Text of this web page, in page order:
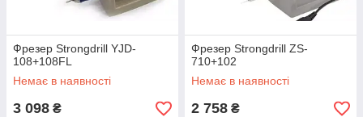
Фрезер Strongdrill YJD-
108+108FL
Немає в наявності
3 098 ₴
Фрезер Strongdrill ZS-
710+102
Немає в наявності
2 758 ₴